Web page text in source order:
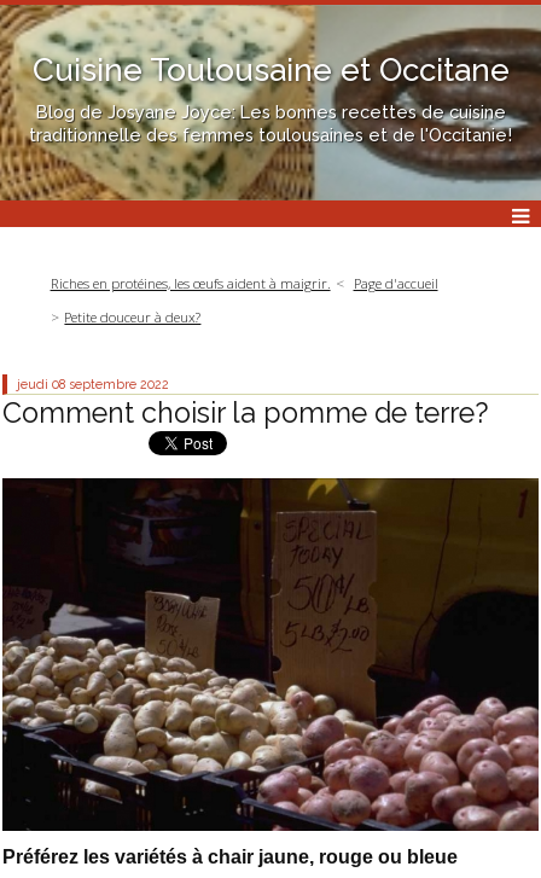
Cuisine Toulousaine et Occitane
Blog de Josyane Joyce: Les bonnes recettes de cuisine
traditionnelle des femmes toulousaines et de l'Occitanie!
Riches en protéines, les œufs aident à maigrir.
Page d'accueil
Petite douceur à deux?
jeudi 08 septembre 2022
Comment choisir la pomme de terre?
Préférez les variétés à chair jaune, rouge ou bleue